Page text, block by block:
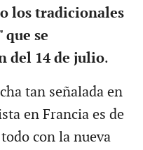
los tradicionales
que se
del 14 de julio.
tan señalada en
en Francia es de
con la nueva